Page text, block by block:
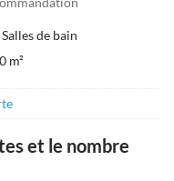
Salles de bain
m²
et le nombre